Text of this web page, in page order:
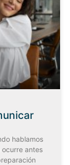
hablamos
antes